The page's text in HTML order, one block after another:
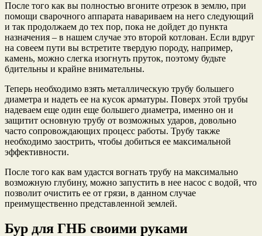
После того как вы полностью вгоните отрезок в землю, при
помощи сварочного аппарата навариваем на него следующий
и так продолжаем до тех пор, пока не дойдет до пункта
назначения – в нашем случае это второй котлован. Если вдруг
на совеем пути вы встретите твердую породу, например,
камень, можно слегка изогнуть пруток, поэтому будьте
бдительны и крайне внимательны.
Теперь необходимо взять металлическую трубу большего
диаметра и надеть ее на кусок арматуры. Поверх этой трубы
надеваем еще один еще большего диаметра, именно он и
защитит основную трубу от возможных ударов, довольно
часто сопровождающих процесс работы. Трубу также
необходимо заострить, чтобы добиться ее максимальной
эффективности.
После того как вам удастся вогнать трубу на максимально
возможную глубину, можно запустить в нее насос с водой, что
позволит очистить ее от грязи, в данном случае
преимущественно представленной землей.
Бур для ГНБ своими руками